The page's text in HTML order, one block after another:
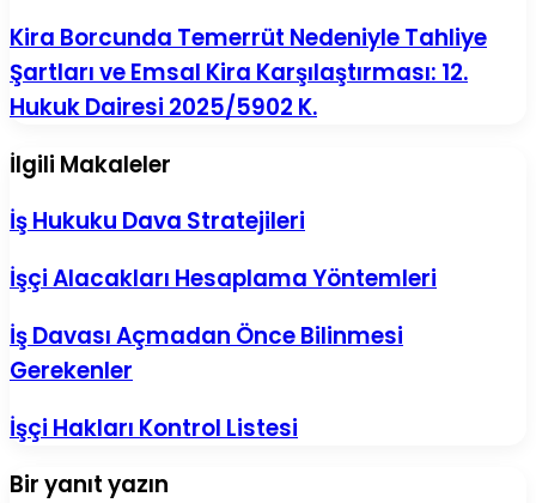
Kira Borcunda Temerrüt Nedeniyle Tahliye
Şartları ve Emsal Kira Karşılaştırması: 12.
Hukuk Dairesi 2025/5902 K.
İlgili Makaleler
İş Hukuku Dava Stratejileri
İşçi Alacakları Hesaplama Yöntemleri
İş Davası Açmadan Önce Bilinmesi
Gerekenler
İşçi Hakları Kontrol Listesi
Bir yanıt yazın